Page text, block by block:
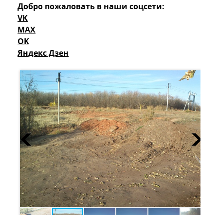
Добро пожаловать в наши соцсети:
VK
MAX
OK
Яндекс Дзен